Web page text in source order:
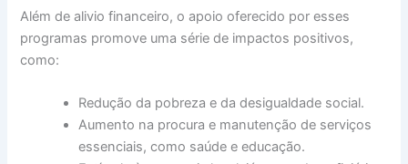
Além de alivio financeiro, o apoio oferecido por esses
programas promove uma série de impactos positivos,
como:
Redução da pobreza e da desigualdade social.
Aumento na procura e manutenção de serviços
essenciais, como saúde e educação.